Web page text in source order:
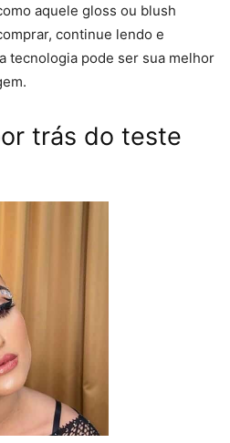
aquele gloss ou blush
continue lendo e
tecnologia pode ser sua melhor
trás do teste